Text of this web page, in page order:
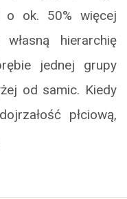
o ok. 50% więcej
hierarchię
jednej grupy
od samic. Kiedy
płciową,